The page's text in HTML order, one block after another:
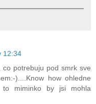
12:34
potrebuju pod smrk sve
)....Know how ohledne
miminko by jsi mohla